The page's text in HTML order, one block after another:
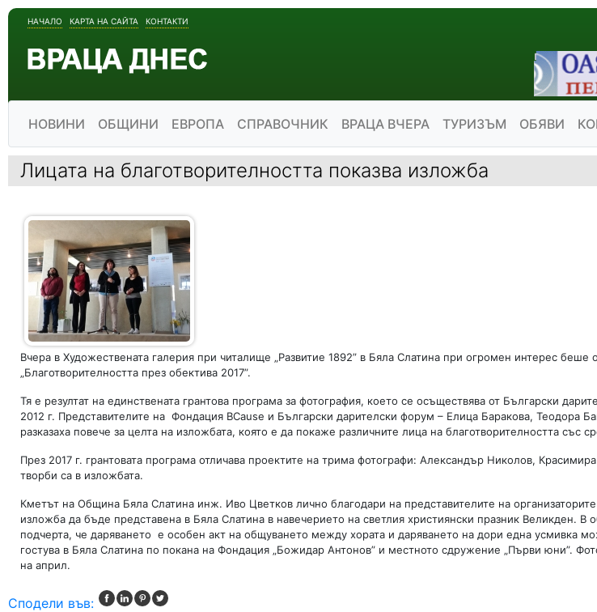
НАЧАЛО КАРТА НА САЙТА КОНТАКТИ
НОВИНИ ОБЩИНИ ЕВРОПА СПРАВОЧНИК ВРАЦА ВЧЕРА ТУРИЗЪМ ОБЯВИ
Лицата на благотворителността показва изложба
Вчера в Художествената галерия при читалище „Развитие 1892” в Бяла Слатина при огромен интерес беше
„Благотворителността през обектива 2017”.
Тя е резултат на единствената грантова програма за фотография, което се осъществява от Български
2012 г. Представителите на Фондация BCause и Български дарителски форум – Елица Баракова, Теодора
разказаха повече за целта на изложбата, която е да покаже различните лица на благотворителността със
През 2017 г. грантовата програма отличава проектите на трима фотографи: Александър Николов,
творби са в изложбата.
Кметът на Община Бяла Слатина инж. Иво Цветков лично благодари на представителите на
изложба да бъде представена в Бяла Слатина в навечерието на светлия християнски празник Великден. В
подчерта, че даряването е особен акт на общуването между хората и даряването на дори една усмивка
гостува в Бяла Слатина по покана на Фондация „Божидар Антонов” и местното сдружение „Първи юни”.
на април.
Сподели във: